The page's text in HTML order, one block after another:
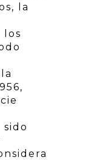
la
los
sido